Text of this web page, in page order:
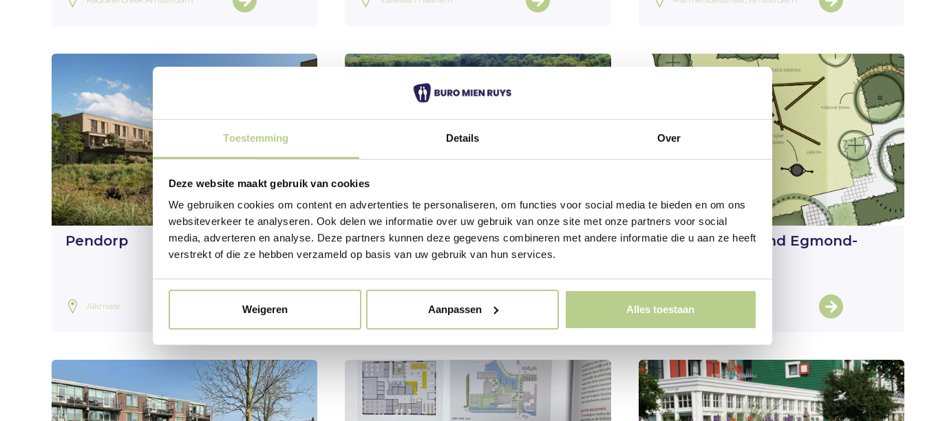
Toestemming Details Over
Deze website maakt gebruik van cookies
We gebruiken cookies om content en advertenties te personaliseren, om functies voor social media te bieden en om ons
websiteverkeer te analyseren. Ook delen we informatie over uw gebruik van onze site met onze partners voor social
media, adverteren en analyse. Deze partners kunnen deze gegevens combineren met andere informatie die u aan ze heeft
verstrekt of die ze hebben verzameld op basis van uw gebruik van hun services.
Weigeren Aanpassen Alles toestaan
Pendorp
Alkmaar
Renovation of holiday park De
Nollen
Green playground Egmond-
Egmond-Inside